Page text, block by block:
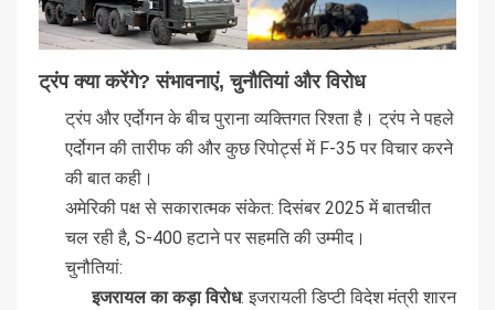
ट्रंप क्या करेंगे? संभावनाएं, चुनौतियां और विरोध
ट्रंप और एर्दोगन के बीच पुराना व्यक्तिगत रिश्ता है। ट्रंप ने पहले
एर्दोगन की तारीफ की और कुछ रिपोर्ट्स में F-35 पर विचार करने
की बात कही।
अमेरिकी पक्ष से सकारात्मक संकेत: दिसंबर 2025 में बातचीत
चल रही है, S-400 हटाने पर सहमति की उम्मीद।
चुनौतियां:
इजरायल का कड़ा विरोध: इजरायली डिप्टी विदेश मंत्री शारन